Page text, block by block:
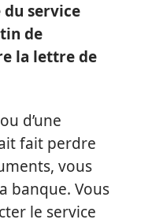
service
de
la lettre de
d’une
fait perdre
vous
banque. Vous
le service